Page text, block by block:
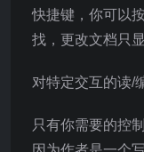
快捷键，你可以
找，更改文档只
对特定交互的读/
只有你需要的控